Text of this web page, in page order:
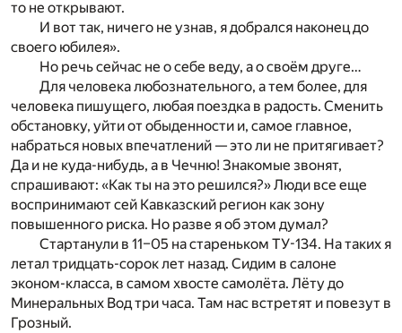
то не открывают.
И вот так, ничего не узнав, я добрался наконец до
своего юбилея».
Но речь сейчас не о себе веду, а о своём друге…
Для человека любознательного, а тем более, для
человека пишущего, любая поездка в радость. Сменить
обстановку, уйти от обыденности и, самое главное,
набраться новых впечатлений — это ли не притягивает?
Да и не куда-нибудь, а в Чечню! Знакомые звонят,
спрашивают: «Как ты на это решился?» Люди все еще
воспринимают сей Кавказский регион как зону
повышенного риска. Но разве я об этом думал?
Стартанули в 11–05 на стареньком ТУ-134. На таких я
летал тридцать-сорок лет назад. Сидим в салоне
эконом-класса, в самом хвосте самолёта. Лёту до
Минеральных Вод три часа. Там нас встретят и повезут в
Грозный.